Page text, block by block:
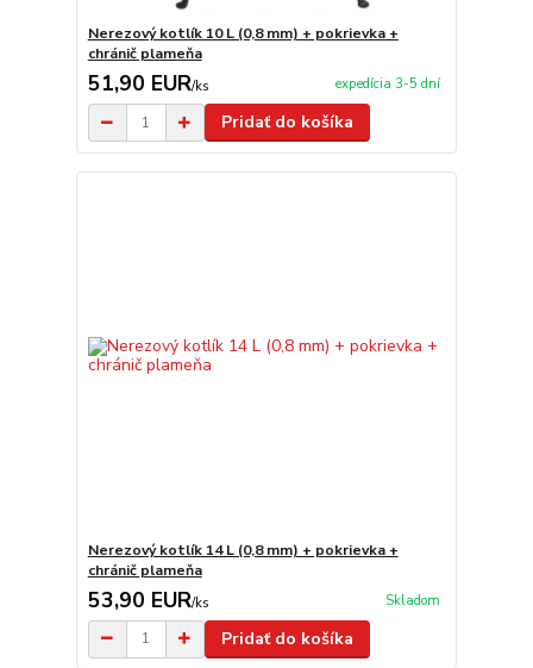
Nerezový kotlík 10 L (0,8 mm) + pokrievka +
chránič plameňa
51,90 EUR/ks expedícia 3-5 dní
Pridať do košíka
Nerezový kotlík 14 L (0,8 mm) + pokrievka +
chránič plameňa
53,90 EUR/ks Skladom
Pridať do košíka